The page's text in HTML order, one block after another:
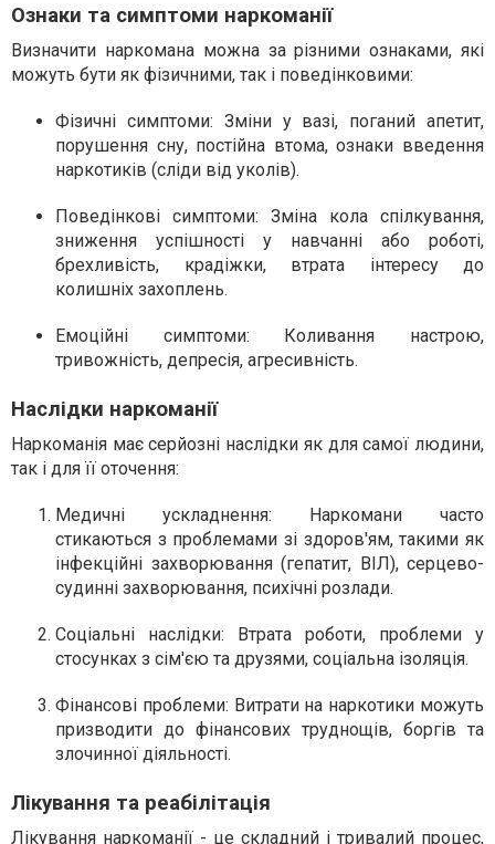
Ознаки та симптоми наркоманії
Визначити наркомана можна за різними ознаками, які
можуть бути як фізичними, так і поведінковими:
Фізичні симптоми: Зміни у вазі, поганий апетит,
порушення сну, постійна втома, ознаки введення
наркотиків (сліди від уколів).
Поведінкові симптоми: Зміна кола спілкування,
зниження успішності у навчанні або роботі,
брехливість, крадіжки, втрата інтересу до
колишніх захоплень.
Емоційні симптоми: Коливання настрою,
тривожність, депресія, агресивність.
Наслідки наркоманії
Наркоманія має серйозні наслідки як для самої людини,
так і для її оточення:
Медичні ускладнення: Наркомани часто
стикаються з проблемами зі здоров'ям, такими як
інфекційні захворювання (гепатит, ВІЛ), серцево-
судинні захворювання, психічні розлади.
Соціальні наслідки: Втрата роботи, проблеми у
стосунках з сім'єю та друзями, соціальна ізоляція.
Фінансові проблеми: Витрати на наркотики можуть
призводити до фінансових труднощів, боргів та
злочинної діяльності.
Лікування та реабілітація
Лікування наркоманії - це складний і тривалий процес,